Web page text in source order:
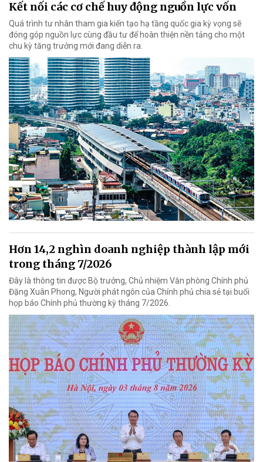
Kết nối các cơ chế huy động nguồn lực vốn
Quá trình tư nhân tham gia kiến tạo hạ tầng quốc gia kỳ vọng sẽ
đóng góp nguồn lực cùng đầu tư để hoàn thiện nền tảng cho một
chu kỳ tăng trưởng mới đang diễn ra.
Hơn 14,2 nghìn doanh nghiệp thành lập mới
trong tháng 7/2026
Đây là thông tin được Bộ trưởng, Chủ nhiệm Văn phòng Chính phủ
Đặng Xuân Phong, Người phát ngôn của Chính phủ chia sẻ tại buổi
họp báo Chính phủ thường kỳ tháng 7/2026.